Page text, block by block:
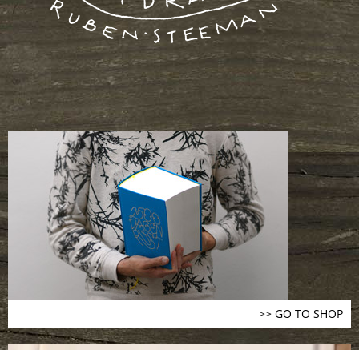
>> GO TO SHOP